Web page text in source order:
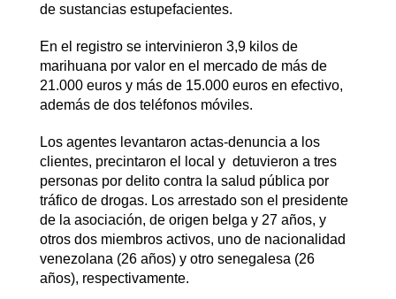
de sustancias estupefacientes.
En el registro se intervinieron 3,9 kilos de
marihuana por valor en el mercado de más de
21.000 euros y más de 15.000 euros en efectivo,
además de dos teléfonos móviles.
Los agentes levantaron actas-denuncia a los
clientes, precintaron el local y detuvieron a tres
personas por delito contra la salud pública por
tráfico de drogas. Los arrestado son el presidente
de la asociación, de origen belga y 27 años, y
otros dos miembros activos, uno de nacionalidad
venezolana (26 años) y otro senegalesa (26
años), respectivamente.